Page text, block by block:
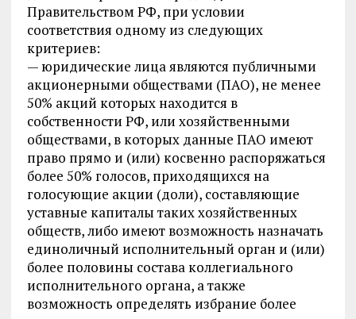
Правительством РФ, при условии
соответствия одному из следующих
критериев:
— юридические лица являются публичными
акционерными обществами (ПАО), не менее
50% акций которых находится в
собственности РФ, или хозяйственными
обществами, в которых данные ПАО имеют
право прямо и (или) косвенно распоряжаться
более 50% голосов, приходящихся на
голосующие акции (доли), составляющие
уставные капиталы таких хозяйственных
обществ, либо имеют возможность назначать
единоличный исполнительный орган и (или)
более половины состава коллегиального
исполнительного органа, а также
возможность определять избрание более